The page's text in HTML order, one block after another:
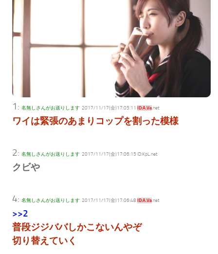
1: 名無しさんがお送りします 2017/11/17(金)17:05:11 ID:A.Va.net
ワイは緊張のあまりコップを割った模様
2: 名無しさんがお送りします 2017/11/17(金)17:06:15 ID:KpL.net
クビや
4: 名無しさんがお送りします 2017/11/17(金)17:06:48 ID:A.Va.net
>>2
普段ジジババしかこないんやぞ
切り替えていく